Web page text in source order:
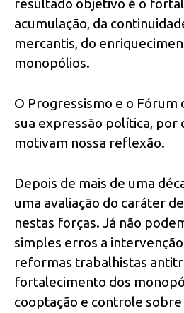
resultado objetivo é o
acumulação, da
mercantis, do
monopólios.
O Progressismo e o Fórum
sua expressão política, por
motivam nossa reflexão.
Depois de mais de uma
uma avaliação do caráter
nestas forças. Já não
simples erros a
reformas trabalhistas
fortalecimento dos
cooptação e controle sobre